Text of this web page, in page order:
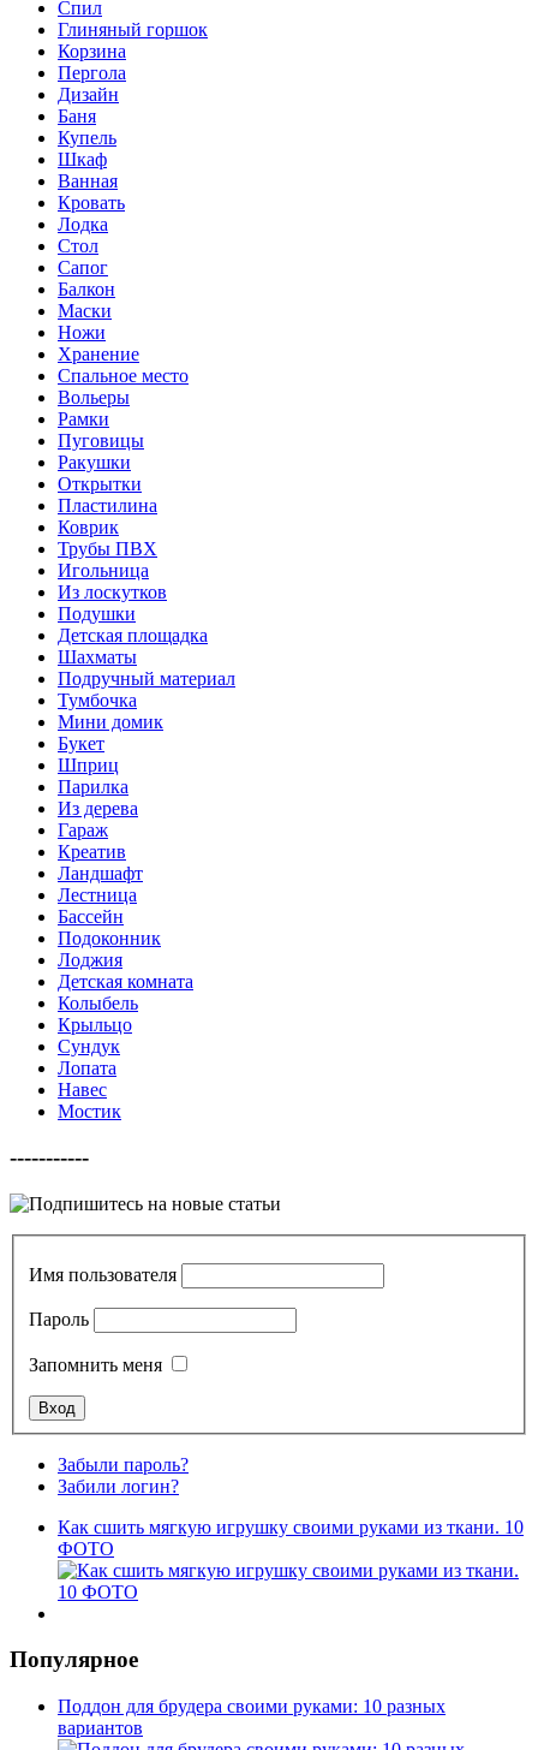
Спил
Глиняный горшок
Корзина
Пергола
Дизайн
Баня
Купель
Шкаф
Ванная
Кровать
Лодка
Стол
Сапог
Балкон
Маски
Ножи
Хранение
Спальное место
Вольеры
Рамки
Пуговицы
Ракушки
Открытки
Пластилина
Коврик
Трубы ПВХ
Игольница
Из лоскутков
Подушки
Детская площадка
Шахматы
Подручный материал
Тумбочка
Мини домик
Букет
Шприц
Парилка
Из дерева
Гараж
Креатив
Ландшафт
Лестница
Бассейн
Подоконник
Лоджия
Детская комната
Колыбель
Крыльцо
Сундук
Лопата
Навес
Мостик
-----------
Имя пользователя
Пароль
Запомнить меня
Забыли пароль?
Забили логин?
Как сшить мягкую игрушку своими руками из ткани. 10
ФОТО
Популярное
Поддон для брудера своими руками: 10 разных
вариантов